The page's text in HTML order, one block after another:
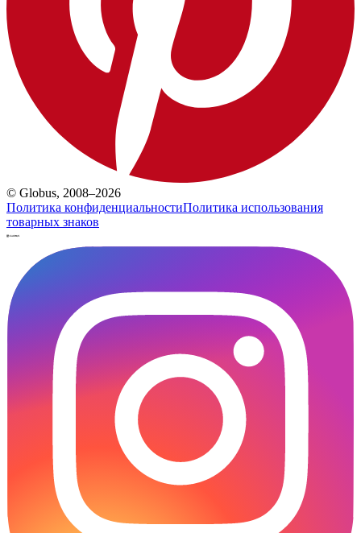
© Globus, 2008–2026
Политика конфиденциальностиПолитика использования
товарных знаков